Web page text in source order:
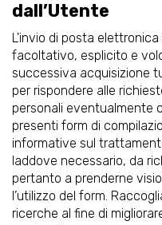
dall’Utente
L'invio di posta
facoltativo, esplicito e
successiva acquisizione
per rispondere alle
personali eventualmente
presenti form di
informative sul
laddove necessario, da
pertanto a prenderne
l’utilizzo del form.
ricerche al fine di